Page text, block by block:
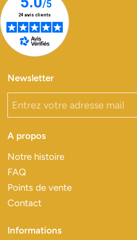
Newsletter
A propos
Notre histoire
FAQ
Points de vente
Contact
Informations